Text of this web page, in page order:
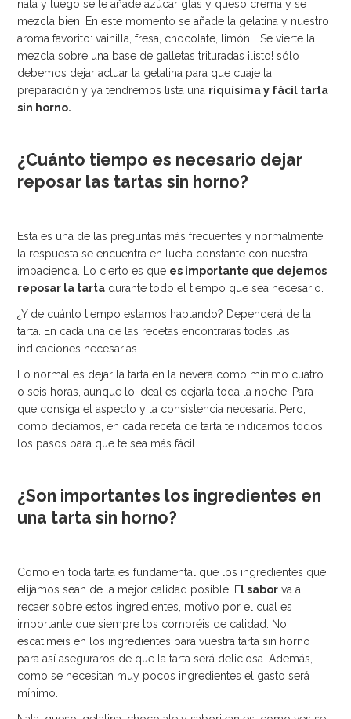
nata y luego se le añade azúcar glas y queso crema y se
mezcla bien. En este momento se añade la gelatina y nuestro
aroma favorito: vainilla, fresa, chocolate, limón... Se vierte la
mezcla sobre una base de galletas trituradas ¡listo! sólo
debemos dejar actuar la gelatina para que cuaje la
preparación y ya tendremos lista una riquísima y fácil tarta
sin horno.
¿Cuánto tiempo es necesario dejar
reposar las tartas sin horno?
Esta es una de las preguntas más frecuentes y normalmente
la respuesta se encuentra en lucha constante con nuestra
impaciencia. Lo cierto es que es importante que dejemos
reposar la tarta durante todo el tiempo que sea necesario.
¿Y de cuánto tiempo estamos hablando? Dependerá de la
tarta. En cada una de las recetas encontrarás todas las
indicaciones necesarias.
Lo normal es dejar la tarta en la nevera como mínimo cuatro
o seis horas, aunque lo ideal es dejarla toda la noche. Para
que consiga el aspecto y la consistencia necesaria. Pero,
como decíamos, en cada receta de tarta te indicamos todos
los pasos para que te sea más fácil.
¿Son importantes los ingredientes en
una tarta sin horno?
Como en toda tarta es fundamental que los ingredientes que
elijamos sean de la mejor calidad posible. El sabor va a
recaer sobre estos ingredientes, motivo por el cual es
importante que siempre los compréis de calidad. No
escatiméis en los ingredientes para vuestra tarta sin horno
para así aseguraros de que la tarta será deliciosa. Además,
como se necesitan muy pocos ingredientes el gasto será
mínimo.